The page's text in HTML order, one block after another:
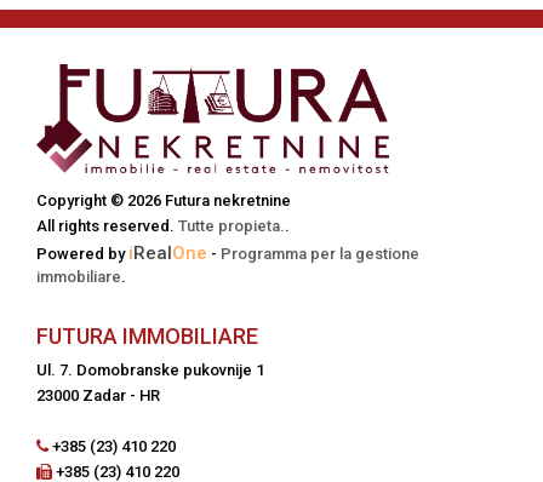
Copyright © 2026 Futura nekretnine
All rights reserved. Tutte propieta..
Powered by iRealOne - Programma per la gestione
immobiliare.
FUTURA IMMOBILIARE
Ul. 7. Domobranske pukovnije 1
23000 Zadar - HR
+385 (23) 410 220
+385 (23) 410 220